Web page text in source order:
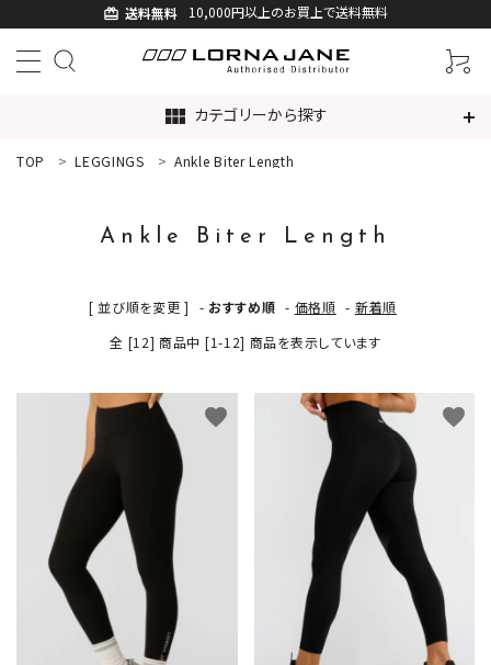
card_giftcard 送料無料 10,000円以上のお買上で送料無料
view_module カテゴリーから探す
ACCOUNT MENU
新着商品
アイテムから探す
カラーから探す
INFORMATIOM
TOP LEGGINGS Ankle Biter Length
Ankle Biter Length
[ 並び順を変更 ] - おすすめ順 - 価格順 - 新着順
全 [12] 商品中 [1-12] 商品を表示しています
favorite favorite